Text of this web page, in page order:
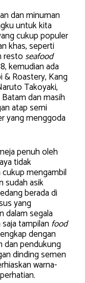
dan minuman
untuk kita
cukup populer
khas, seperti
resto seafood
kemudian ada
& Roastery, Kang
Takoyaki,
dan masih
atap semi
yang menggoda
penuh oleh
tidak
mengambil
sudah asik
berada di
yang
dalam segala
tampilan food
dengan
dan pendukung
dinding semen
warna-